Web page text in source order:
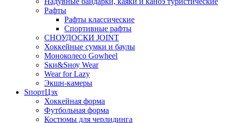
Рафты
Рафты классические
Спортивные рафты
СНОУДОСКИ JOINT
Хоккейные сумки и баулы
Моноколесо Gowheel
Sки&Sноу Wear
Wear for Lazy
Экшн-камеры
SпортЦэх
Хоккейная форма
Футбольная форма
Костюмы для черлидинга